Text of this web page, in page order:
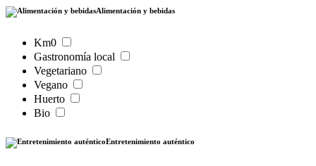
Alimentación y bebidas
Km0
Gastronomía local
Vegetariano
Vegano
Huerto
Bio
Entretenimiento auténtico